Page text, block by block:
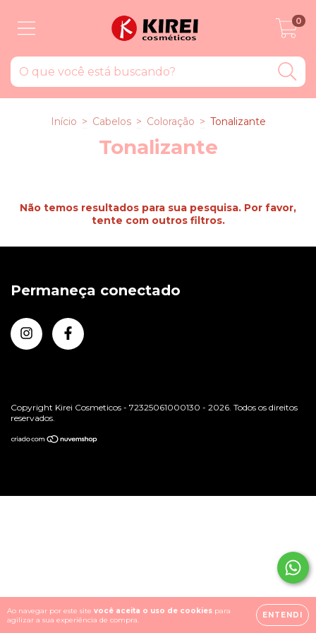
0
Ao navegar por este site você aceita o uso de cookies para
agilizar a sua experiência de compra.
ENTENDI
Início > Cabelos > Coloração > Tonalizante
Tonalizante
Não temos resultados para sua pesquisa. Por favor,
tente com outros filtros.
Permaneça conectado
Copyright Kirei Cosmeticos - 72325061000130 - 2026. Todos os direitos
reservados.